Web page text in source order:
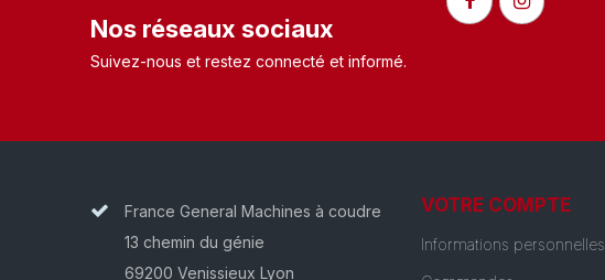
Nos réseaux sociaux
Suivez-nous et restez connecté et informé.​
France General Machines à coudre
13 chemin du génie
69200 Venissieux Lyon
VOTRE COMPTE
Informations personnelles